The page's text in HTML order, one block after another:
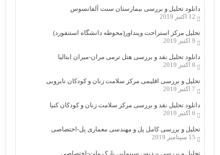
دانلود تحلیل و بررسی بیمارستان سنت آلفانسوس
12 اکتبر 2019
تحلیل مرکز استراحت وینداور(محوطه دانشگاه استنفورد)
9 اکتبر 2019
دانلود تحلیل نقد و بررسی هتل ترمی مران-میران ایتالیا
8 اکتبر 2019
تحلیل و بررسی اقلیمی مرکز سلامت زنان و کودکان نایروبی
7 اکتبر 2019
دانلود تحلیل نقد و بررسی مرکز سلامت زنان و کودکان کنیا
6 اکتبر 2019
تحلیل و بررسی کامل پل و مهندسی معماری پل-اختصاصی
15 سپتامبر 2019
تحلیل و بررسی پردیس سینمایی پارک ملت-اختصاصی